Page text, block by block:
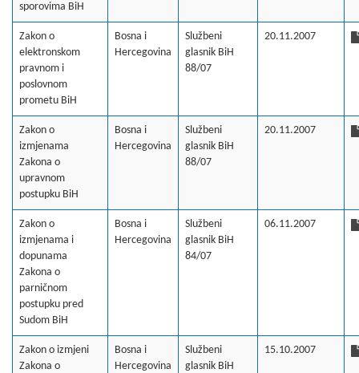
sporovima BiH
Zakon o
elektronskom
pravnom i
poslovnom
prometu BiH
Bosna i
Hercegovina
Službeni
glasnik BiH
88/07
20.11.2007
Zakon o
izmjenama
Zakona o
upravnom
postupku BiH
Bosna i
Hercegovina
Službeni
glasnik BiH
88/07
20.11.2007
Zakon o
izmjenama i
dopunama
Zakona o
parničnom
postupku pred
Sudom BiH
Bosna i
Hercegovina
Službeni
glasnik BiH
84/07
06.11.2007
Zakon o izmjeni
Zakona o
Bosna i
Hercegovina
Službeni
glasnik BiH
15.10.2007